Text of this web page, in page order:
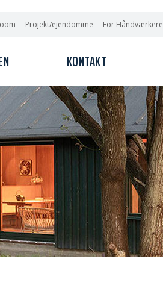
KONTAKT
Projekt/ejendomme For Håndværkere